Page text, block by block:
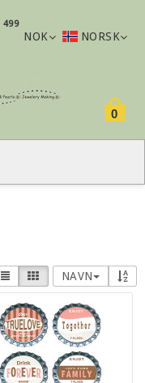
NOK NORSK
0
NAVN